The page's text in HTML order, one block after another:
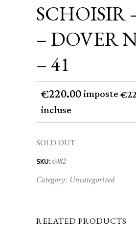
SCHOISIR
– DOVER
– 41
€220.00imposte€
incluse
SOLD OUT
SKU: 6482
Category: Uncategorized
RELATED PRODUCTS